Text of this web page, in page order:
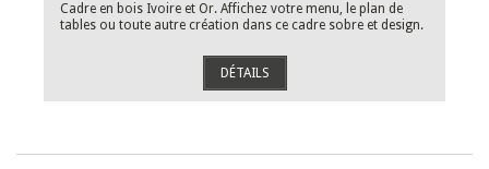
Cadre en bois Ivoire et Or. Affichez votre menu, le plan de
tables ou toute autre création dans ce cadre sobre et design.
DÉTAILS